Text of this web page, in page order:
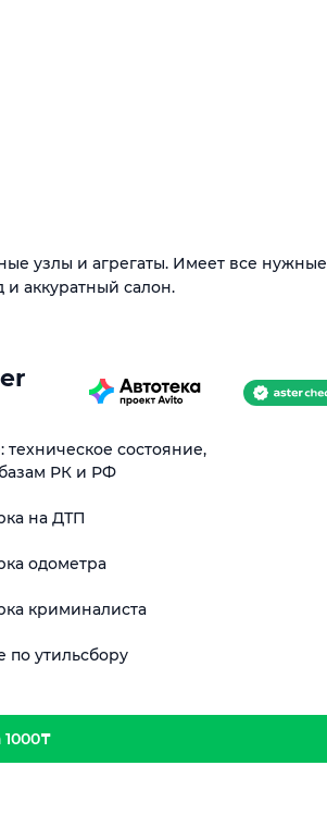
узлы и агрегаты. Имеет все нужные
аккуратный салон.
состояние,
РК и РФ
на ДТП
одометра
криминалиста
по утильсбору
1000₸